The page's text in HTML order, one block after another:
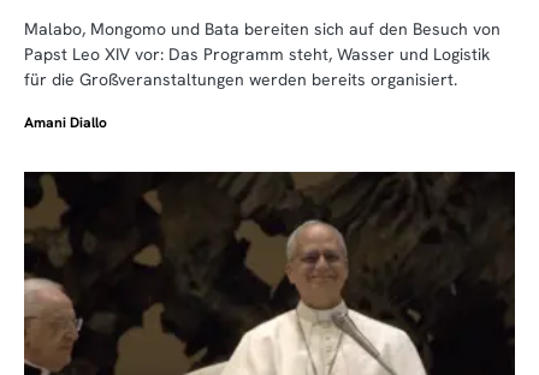
Malabo, Mongomo und Bata bereiten sich auf den Besuch von
Papst Leo XIV vor: Das Programm steht, Wasser und Logistik
für die Großveranstaltungen werden bereits organisiert.
Amani Diallo